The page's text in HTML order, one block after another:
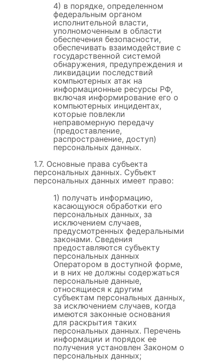
4) в порядке, определенном
федеральным органом
исполнительной власти,
уполномоченным в области
обеспечения безопасности,
обеспечивать взаимодействие с
государственной системой
обнаружения, предупреждения и
ликвидации последствий
компьютерных атак на
информационные ресурсы РФ,
включая информирование его о
компьютерных инцидентах,
которые повлекли
неправомерную передачу
(предоставление,
распространение, доступ)
персональных данных.
1.7. Основные права субъекта
персональных данных. Субъект
персональных данных имеет право:
1) получать информацию,
касающуюся обработки его
персональных данных, за
исключением случаев,
предусмотренных федеральными
законами. Сведения
предоставляются субъекту
персональных данных
Оператором в доступной форме,
и в них не должны содержаться
персональные данные,
относящиеся к другим
субъектам персональных данных,
за исключением случаев, когда
имеются законные основания
для раскрытия таких
персональных данных. Перечень
информации и порядок ее
получения установлен Законом о
персональных данных;